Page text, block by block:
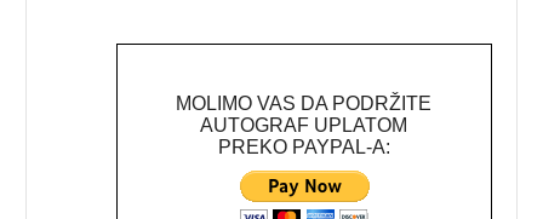
MOLIMO VAS DA PODRŽITE
AUTOGRAF UPLATOM
PREKO PAYPAL-A: